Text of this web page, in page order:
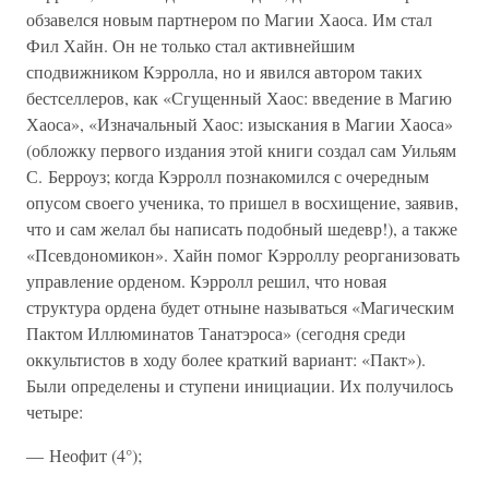
обзавелся новым партнером по Магии Хаоса. Им стал
Фил Хайн. Он не только стал активнейшим
сподвижником Кэрролла, но и явился автором таких
бестселлеров, как «Сгущенный Хаос: введение в Магию
Хаоса», «Изначальный Хаос: изыскания в Магии Хаоса»
(обложку первого издания этой книги создал сам Уильям
С. Берроуз; когда Кэрролл познакомился с очередным
опусом своего ученика, то пришел в восхищение, заявив,
что и сам желал бы написать подобный шедевр!), а также
«Псевдономикон». Хайн помог Кэрроллу реорганизовать
управление орденом. Кэрролл решил, что новая
структура ордена будет отныне называться «Магическим
Пактом Иллюминатов Танатэроса» (сегодня среди
оккультистов в ходу более краткий вариант: «Пакт»).
Были определены и ступени инициации. Их получилось
четыре:
— Неофит (4°);